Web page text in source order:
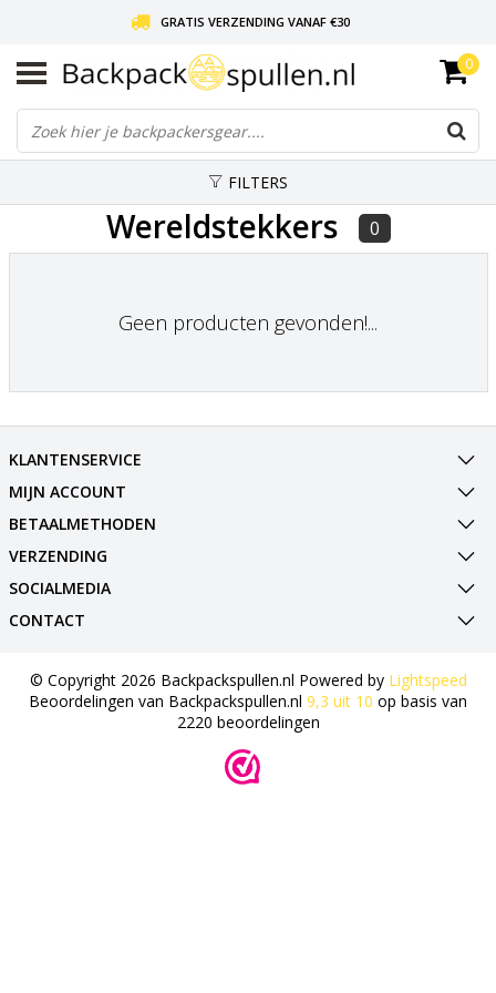
GRATIS VERZENDING VANAF €30
LIEFDE VOOR BACKPACKEN!
30 DAGEN GRATIS RETOUR
0
FILTERS
Wereldstekkers 0
Geen producten gevonden!...
KLANTENSERVICE
MIJN ACCOUNT
BETAALMETHODEN
VERZENDING
SOCIALMEDIA
CONTACT
© Copyright 2026 Backpackspullen.nl Powered by Lightspeed
Beoordelingen van Backpackspullen.nl 9,3 uit 10 op basis van
2220 beoordelingen